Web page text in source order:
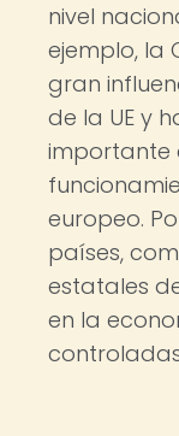
nivel
ejemplo, la
gran
de la UE y
importante
europeo.
países,
estatales
en la